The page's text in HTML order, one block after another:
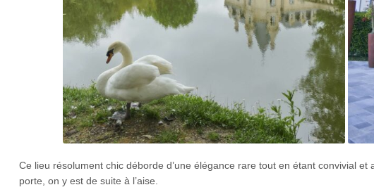
Ce lieu résolument chic déborde d’une élégance rare tout en étant convivial
porte, on y est de suite à l’aise.